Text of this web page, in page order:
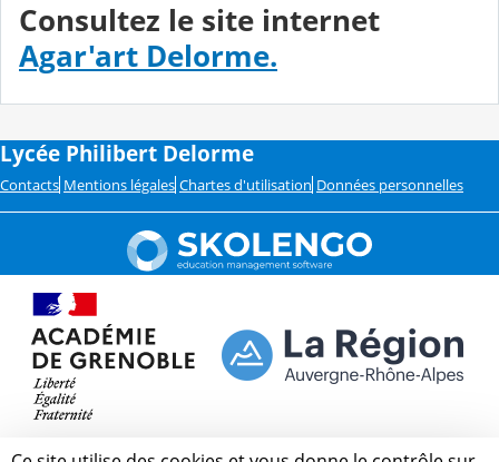
Consultez le site internet
Agar'art Delorme.
Lycée Philibert Delorme
Contacts Mentions légales Chartes d'utilisation Données personnelles